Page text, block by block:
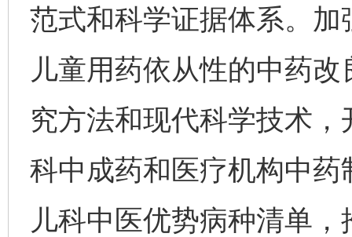
范式和科学证据体系。
儿童用药依从性的中药
究方法和现代科学技术
科中成药和医疗机构中
儿科中医优势病种清单